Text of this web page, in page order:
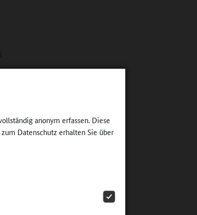
anonym erfassen. Diese
Datenschutz erhalten Sie über